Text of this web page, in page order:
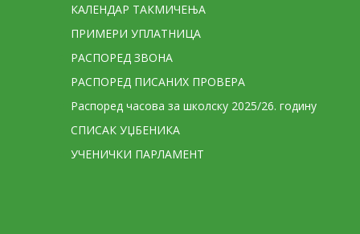
КАЛЕНДАР ТАКМИЧЕЊА
ПРИМЕРИ УПЛАТНИЦА
РАСПОРЕД ЗВОНА
РАСПОРЕД ПИСАНИХ ПРОВЕРА
Распоред часова за школску 2025/26. годину
СПИСАК УЏБЕНИКА
УЧЕНИЧКИ ПАРЛАМЕНТ